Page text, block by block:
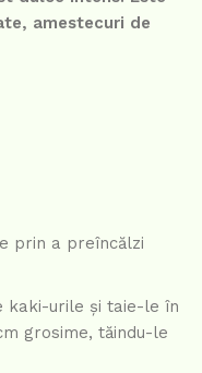
amestecuri de
prin a preîncălzi
kaki-urile și taie-le în
grosime, tăindu-le